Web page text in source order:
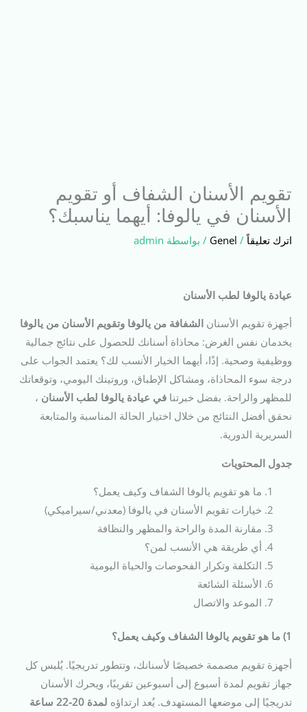
تقويم الأسنان الشفاف أو تقويم
الأسنان في يالوفا: أيهما يناسبك؟
اترك تعليقاً /
Genel / بواسطة admin
عيادة يالوفا لطب الأسنان
أجهزة تقويم الأسنانالشفافة من يالوفا وتقويم الأسنان من يالوفا
يخدمان نفس الغرض: محاذاة أسنانك للحصول على نتائج جمالية
ووظيفية وصحية. إذًا، أيهما الخيار الأنسب لك؟ يعتمد الجواب على
درجة سوء المحاذاة، ومشاكل الإطباق، وروتينك اليومي، وتوقعاتك
للمظهر والراحة. بفضل خبرتنافي عيادة يالوفا لطب الأسنان ،
نحقق أفضل النتائج من خلال اختيار الحالة المناسبة والمتابعة
السريرية الدورية.
جدول المحتويات
ما هو تقويم يالوفا الشفاف وكيف يعمل؟
خيارات تقويم الأسنان في يالوفا (معدني/سيراميكي)
مقارنة المدة والراحة والمظهر والنظافة
أي طريقة هي الأنسب لمن؟
التكلفة وتكرار الفحوصات والحياة اليومية
الأسئلة الشائعة
الموعد والاتصال
1) ما هو تقويم يالوفا الشفاف وكيف يعمل؟
أجهزة تقويم مصممة خصيصًا لأسنانك، وتتطور تدريجيًا. يُلبس كل
جهاز تقويم لمدة أسبوع إلى أسبوعين تقريبًا، ويحرك الأسنان
تدريجيًا إلى موضعها المستهدف. يُعد ارتداؤه
لمدة 20-22 ساعة